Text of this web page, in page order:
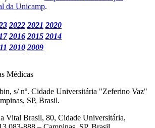
da Unicamp.
2022 2021 2020
2016 2015 2014
2010 2009
Médicas
s/ nº. Cidade Universitária "Zeferino Vaz"
SP, Brasil.
Vital Brasil, 80, Cidade Universitária,